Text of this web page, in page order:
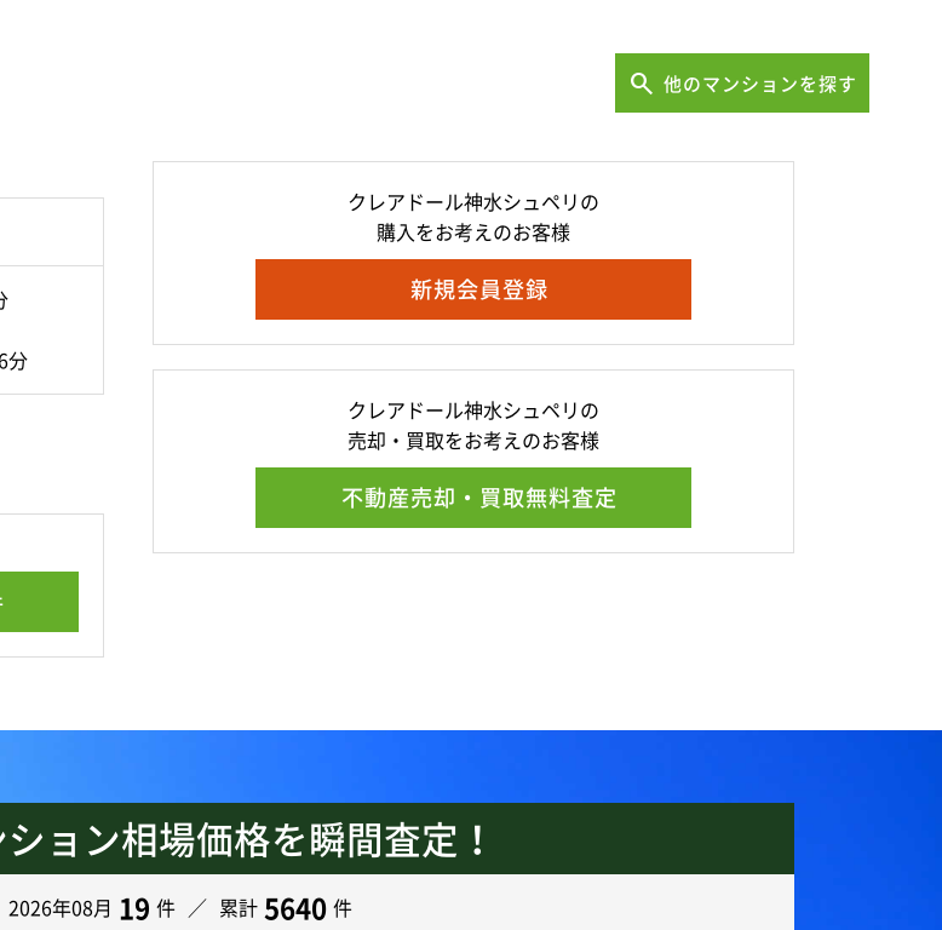
他のマンションを探す
分
クレアドール神水シュペリの
購入をお考えのお客様
新規会員登録
クレアドール神水シュペリの
売却・買取をお考えのお客様
不動産売却・買取無料査定
ョン相場価格を瞬間査定！
2026年08月 19 件 累計 5640 件